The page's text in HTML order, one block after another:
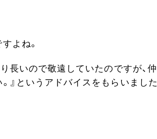
よね。
長いので敬遠していたのですが、仲
』というアドバイスをもらいました